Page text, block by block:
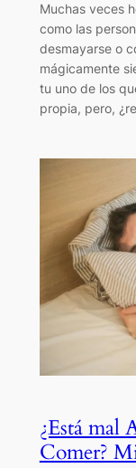
Muchas veces
como las
desmayarse o
mágicamente
tu uno de los
propia, pero,
¿Está mal
Comer?